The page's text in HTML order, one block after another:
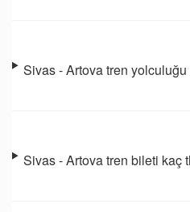
Sivas - Artova tren
Sivas - Artova tren bileti kaç